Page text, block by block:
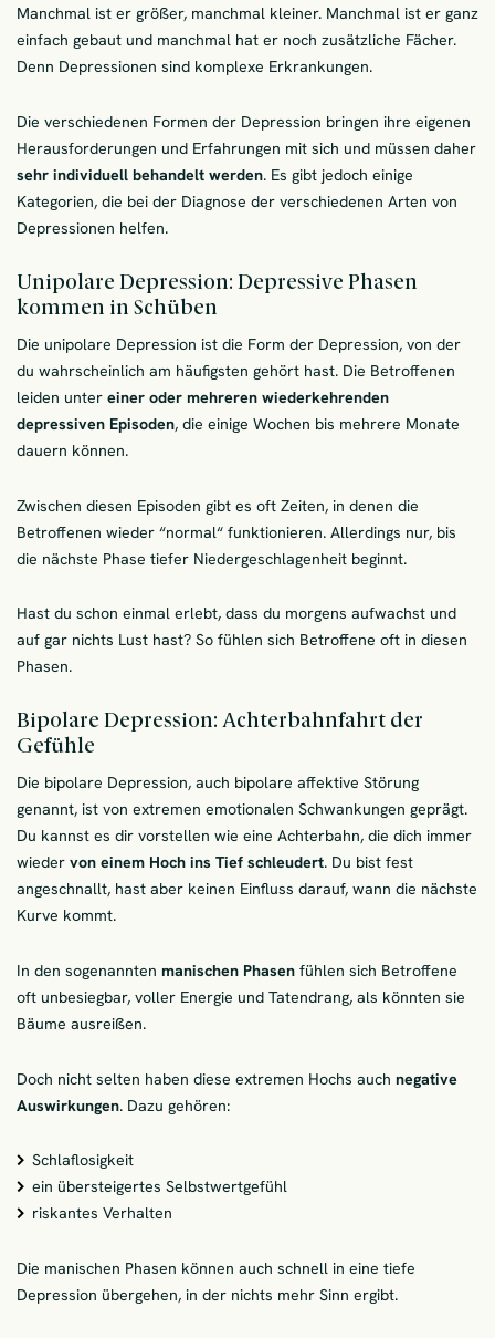
Manchmal ist er größer, manchmal kleiner. Manchmal ist er ganz
einfach gebaut und manchmal hat er noch zusätzliche Fächer.
Denn Depressionen sind komplexe Erkrankungen.
Die verschiedenen Formen der Depression bringen ihre eigenen
Herausforderungen und Erfahrungen mit sich und müssen daher
sehr individuell behandelt werden. Es gibt jedoch einige
Kategorien, die bei der Diagnose der verschiedenen Arten von
Depressionen helfen.
Unipolare Depression: Depressive Phasen
kommen in Schüben
Die unipolare Depression ist die Form der Depression, von der
du wahrscheinlich am häufigsten gehört hast. Die Betroffenen
leiden unter einer oder mehreren wiederkehrenden
depressiven Episoden, die einige Wochen bis mehrere Monate
dauern können.
Zwischen diesen Episoden gibt es oft Zeiten, in denen die
Betroffenen wieder “normal“ funktionieren. Allerdings nur, bis
die nächste Phase tiefer Niedergeschlagenheit beginnt.
Hast du schon einmal erlebt, dass du morgens aufwachst und
auf gar nichts Lust hast? So fühlen sich Betroffene oft in diesen
Phasen.
Bipolare Depression: Achterbahnfahrt der
Gefühle
Die bipolare Depression, auch bipolare affektive Störung
genannt, ist von extremen emotionalen Schwankungen geprägt.
Du kannst es dir vorstellen wie eine Achterbahn, die dich immer
wieder von einem Hoch ins Tief schleudert. Du bist fest
angeschnallt, hast aber keinen Einfluss darauf, wann die nächste
Kurve kommt.
In den sogenannten manischen Phasen fühlen sich Betroffene
oft unbesiegbar, voller Energie und Tatendrang, als könnten sie
Bäume ausreißen.
Doch nicht selten haben diese extremen Hochs auch negative
Auswirkungen. Dazu gehören:
Schlaflosigkeit
ein übersteigertes Selbstwertgefühl
riskantes Verhalten
Die manischen Phasen können auch schnell in eine tiefe
Depression übergehen, in der nichts mehr Sinn ergibt.